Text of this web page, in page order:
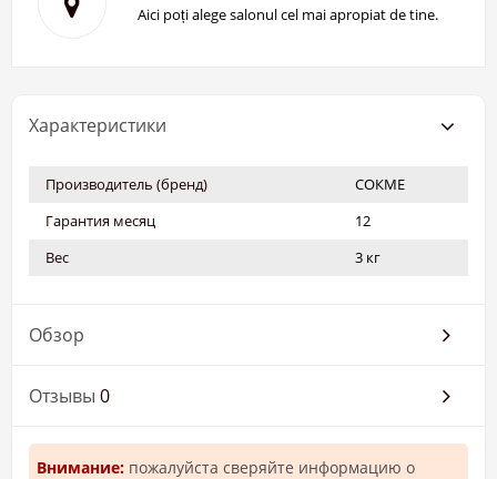
Aici poți alege salonul cel mai apropiat de tine.
Характеристики
Производитель (бренд)
СОКМЕ
Гарантия месяц
12
Вес
3 кг
Обзор
Отзывы 0
Внимание: пожалуйста сверяйте информацию о